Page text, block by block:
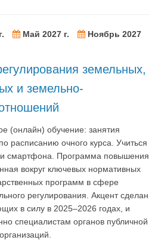
Май 2027 г.
Ноябрь 2027
земельных,
и земельно-
(онлайн) обучение: занятия
расписанию очного курса. Учиться
смартфона. Программа повышения
вокруг ключевых нормативных
программ в сфере
регулирования. Акцент сделан
в силу в 2025–2026 годах, и
специалистам органов публичной